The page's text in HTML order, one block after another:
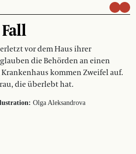
vor dem Haus ihrer
die Behörden an einen
kommen Zweifel auf.
die überlebt hat.
Olga Aleksandrova